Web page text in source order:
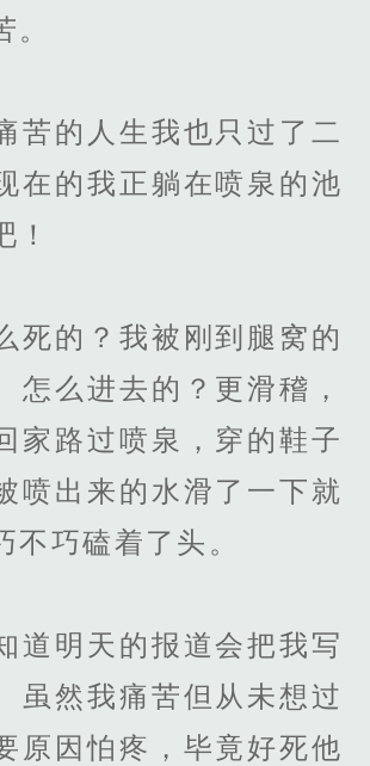
。
的人生我也只过了二
在的我正躺在喷泉的池
！
的？我被刚到腿窝的
怎么进去的？更滑稽，
家路过喷泉，穿的鞋子
喷出来的水滑了一下就
不巧磕着了头。
明天的报道会把我写
虽然我痛苦但从未想过
原因怕疼，毕竟好死他